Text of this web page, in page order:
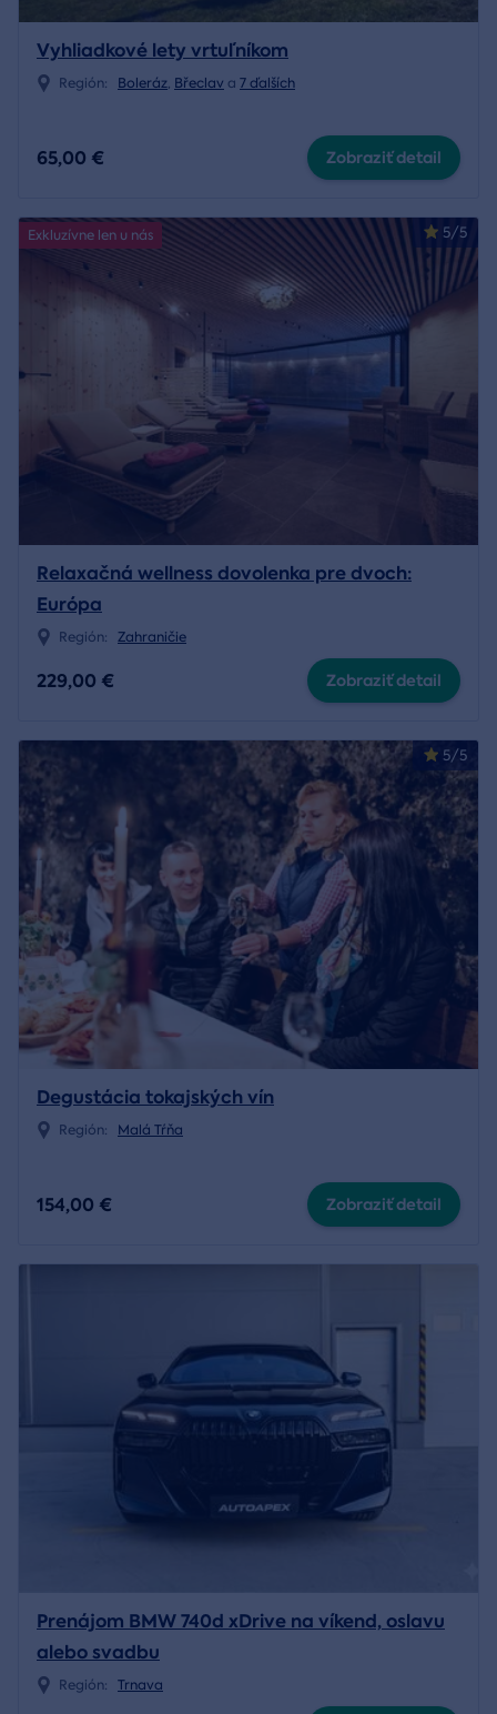
Vyhliadkové lety vrtuľníkom
Región: Boleráz, Břeclav a 7 ďalších
65,00 € Zobraziť detail
5/5
Exkluzívne len u nás
Relaxačná wellness dovolenka pre dvoch:
Európa
Región: Zahraničie
229,00 € Zobraziť detail
5/5
Degustácia tokajských vín
Región: Malá Tŕňa
154,00 € Zobraziť detail
Prenájom BMW 740d xDrive na víkend, oslavu
alebo svadbu
Región: Trnava